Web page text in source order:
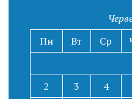
Пн
Вт Ср
2
3 4